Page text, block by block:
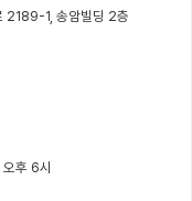
2189-1, 송암빌딩 2층
후 6시